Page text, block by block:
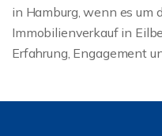
in Hamburg, wenn es um
Immobilienverkauf in
Erfahrung, Engagement